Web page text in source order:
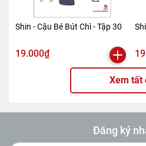
Shin - Cậu Bé Bút Chì - Tập 30
19.000₫
Xem tất
Đăng ký